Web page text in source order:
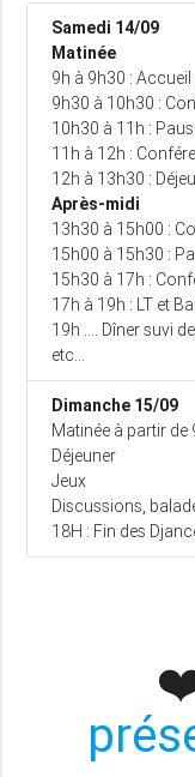
Samedi 14/09
Matinée
9h à 9h30 :
9h30 à 10h30 :
10h30 à 11h :
11h à 12h :
12h à 13h30 :
Après-midi
13h30 à 15h00 :
15h00 à 15h30 :
15h30 à 17h :
17h à 19h : LT et
19h .... Dîner suvi
etc...
Dimanche 15/09
Matinée à partir
Déjeuner
Jeux
Discussions,
18H : Fin des